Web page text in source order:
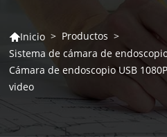
Inicio > Productos >
Sistema de cámara de
Cámara de endoscopio USB
video